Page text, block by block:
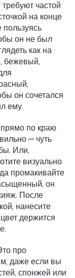
частой
на конце
он не был
как на
бежевый,
он сочетался
ему.
по краю
— чуть
Или,
визуально
промакивайте
он
После
нанесите
держится
про
даже если вы
спонжей или